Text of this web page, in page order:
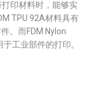
印材料时，能够实
TPU 92A材料具有
。而FDM Nylon
工业部件的打印。